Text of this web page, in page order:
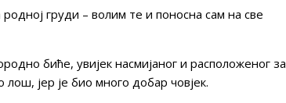
груди – волим те и поносна сам на све
биће, увијек насмијаног и расположеног за
лош, јер је био много добар човјек.